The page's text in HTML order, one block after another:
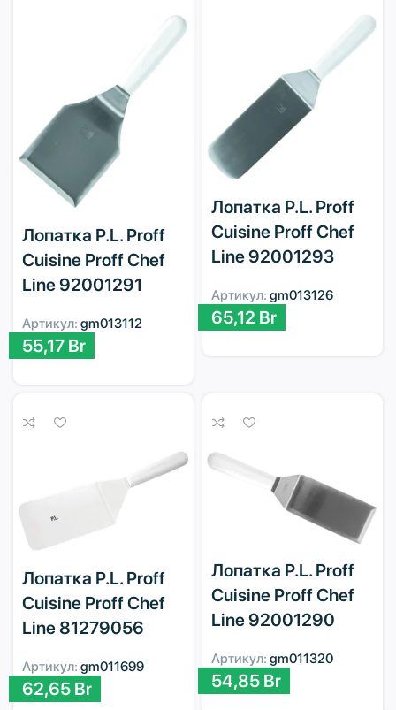
Лопатка P.L. Proff
Cuisine Proff Chef
Line 92001291
Артикул: gm013112
55,17 Br
Лопатка P.L. Proff
Cuisine Proff Chef
Line 92001293
Артикул: gm013126
65,12 Br
Лопатка P.L. Proff
Cuisine Proff Chef
Line 81279056
Артикул: gm011699
62,65 Br
Лопатка P.L. Proff
Cuisine Proff Chef
Line 92001290
Артикул: gm011320
54,85 Br